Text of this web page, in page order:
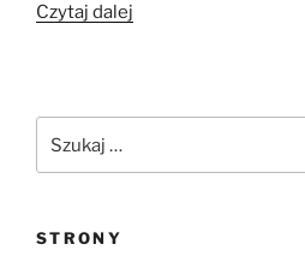
Czytaj dalej
STRONY